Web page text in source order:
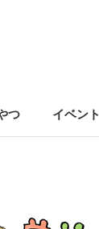
つ イベント